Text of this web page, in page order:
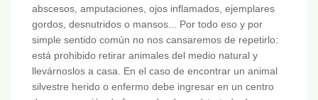
abscesos, amputaciones, ojos inflamados, ejemplares
gordos, desnutridos o mansos... Por todo eso y por
simple sentido común no nos cansaremos de repetirlo:
está prohibido retirar animales del medio natural y
llevárnoslos a casa. En el caso de encontrar un animal
silvestre herido o enfermo debe ingresar en un centro